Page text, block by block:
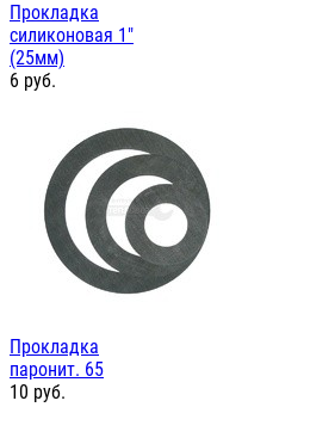
Прокладка
силиконовая 1"
(25мм)
6 руб.
Прокладка
паронит. 65
10 руб.